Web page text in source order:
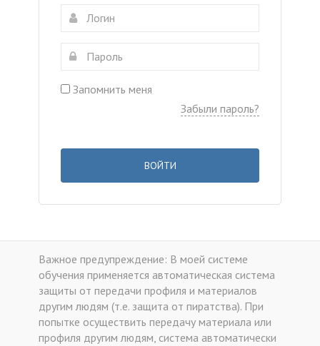
Запомнить меня
Забыли пароль?
ВОЙТИ
Важное предупреждение: В моей системе
обучения применяется автоматическая система
защиты от передачи профиля и материалов
другим людям (т.е. защита от пиратства). При
попытке осуществить передачу материала или
профиля другим людям, система автоматически